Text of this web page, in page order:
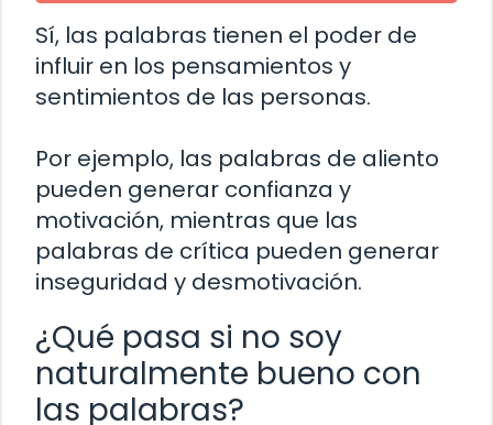
Sí, las palabras tienen el poder de
influir en los pensamientos y
sentimientos de las personas.
Por ejemplo, las palabras de aliento
pueden generar confianza y
motivación, mientras que las
palabras de crítica pueden generar
inseguridad y desmotivación.
¿Qué pasa si no soy
naturalmente bueno con
las palabras?